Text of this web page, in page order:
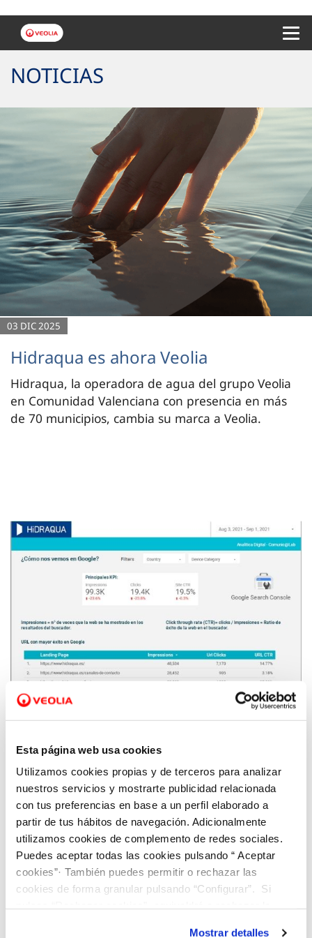
Esta página web usa cookies
Utilizamos cookies propias y de terceros para analizar
nuestros servicios y mostrarte publicidad relacionada
con tus preferencias en base a un perfil elaborado a
partir de tus hábitos de navegación. Adicionalmente
utilizamos cookies de complemento de redes sociales.
Puedes aceptar todas las cookies pulsando “ Aceptar
cookies”· También puedes permitir o rechazar las
cookies de forma granular pulsando “Configurar”. Si
Mostrar detalles
NOTICIAS
03 DIC 2025
Hidraqua es ahora Veolia
Hidraqua, la operadora de agua del grupo Veolia
en Comunidad Valenciana con presencia en más
de 70 municipios, cambia su marca a Veolia.
14 SEP 2021
analizar datos para tomar decisiones
inmediatas y adaptadas a la realidad actual’’